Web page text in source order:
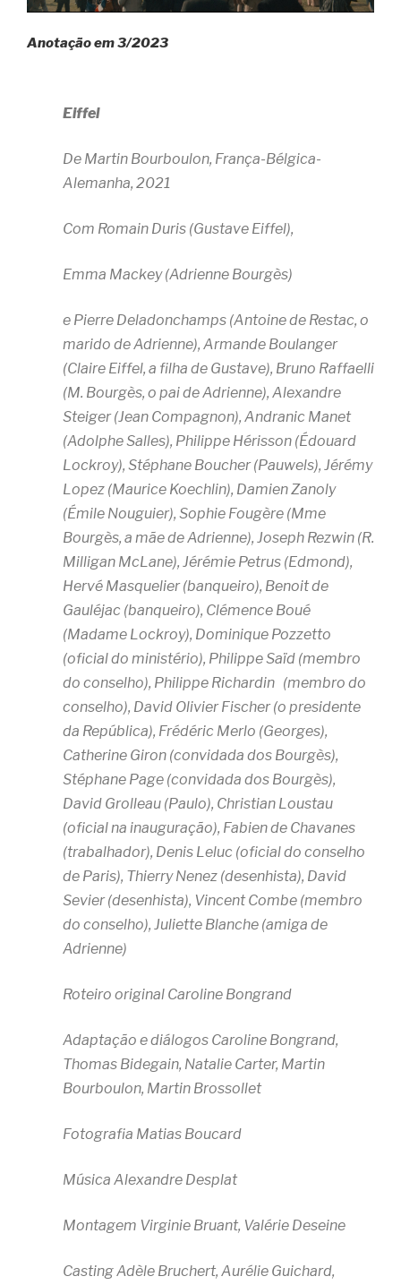
Anotação em 3/2023
Eiffel
De Martin Bourboulon, França-Bélgica-
Alemanha, 2021
Com Romain Duris (Gustave Eiffel),
Emma Mackey (Adrienne Bourgès)
e Pierre Deladonchamps (Antoine de Restac, o
marido de Adrienne), Armande Boulanger
(Claire Eiffel, a filha de Gustave), Bruno Raffaelli
(M. Bourgès, o pai de Adrienne), Alexandre
Steiger (Jean Compagnon), Andranic Manet
(Adolphe Salles), Philippe Hérisson (Édouard
Lockroy), Stéphane Boucher (Pauwels), Jérémy
Lopez (Maurice Koechlin), Damien Zanoly
(Émile Nouguier), Sophie Fougère (Mme
Bourgès, a mãe de Adrienne), Joseph Rezwin (R.
Milligan McLane), Jérémie Petrus (Edmond),
Hervé Masquelier (banqueiro), Benoit de
Gauléjac (banqueiro), Clémence Boué
(Madame Lockroy), Dominique Pozzetto
(oficial do ministério), Philippe Saïd (membro
do conselho), Philippe Richardin (membro do
conselho), David Olivier Fischer (o presidente
da República), Frédéric Merlo (Georges),
Catherine Giron (convidada dos Bourgès),
Stéphane Page (convidada dos Bourgès),
David Grolleau (Paulo), Christian Loustau
(oficial na inauguração), Fabien de Chavanes
(trabalhador), Denis Leluc (oficial do conselho
de Paris), Thierry Nenez (desenhista), David
Sevier (desenhista), Vincent Combe (membro
do conselho), Juliette Blanche (amiga de
Adrienne)
Roteiro original Caroline Bongrand
Adaptação e diálogos Caroline Bongrand,
Thomas Bidegain, Natalie Carter, Martin
Bourboulon, Martin Brossollet
Fotografia Matias Boucard
Música Alexandre Desplat
Montagem Virginie Bruant, Valérie Deseine
Casting Adèle Bruchert, Aurélie Guichard,